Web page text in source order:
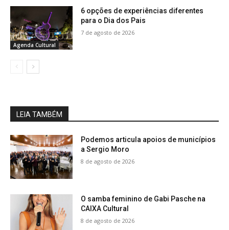
Agenda Cultural
6 opções de experiências diferentes
para o Dia dos Pais
7 de agosto de 2026
LEIA TAMBÉM
Podemos articula apoios de municípios
a Sergio Moro
8 de agosto de 2026
O samba feminino de Gabi Pasche na
CAIXA Cultural
8 de agosto de 2026